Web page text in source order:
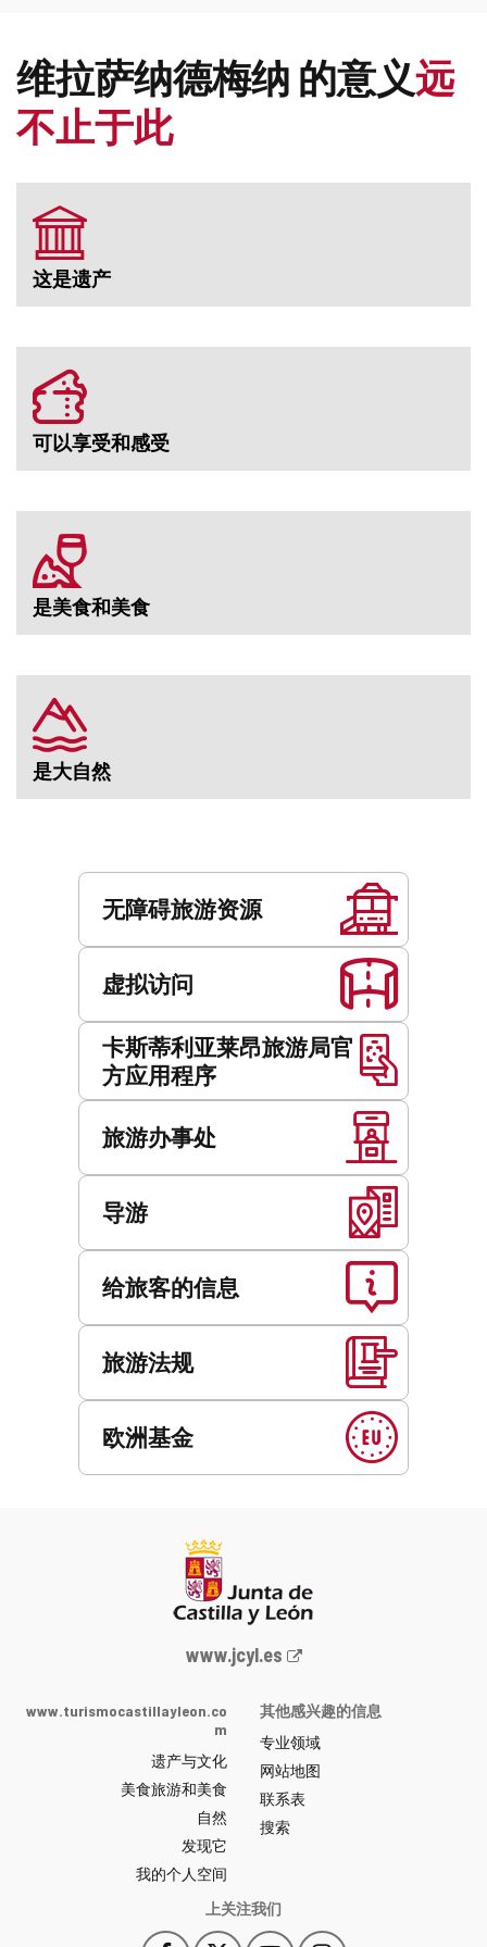
维拉萨纳德梅纳 的意义远
不止于此
这是遗产
可以享受和感受
是美食和美食
是大自然
无障碍旅游资源
虚拟访问
卡斯蒂利亚莱昂旅游局官
方应用程序
旅游办事处
导游
给旅客的信息
旅游法规
欧洲基金
Junta
y
León
网
站
门
户
-
www.jcyl.es
www.turismocastillayleon.co
m
遗产与文化
美食旅游和美食
自然
发现它
我的个人空间
其他感兴趣的信息
专业领域
网站地图
联系表
搜索
上关注我们